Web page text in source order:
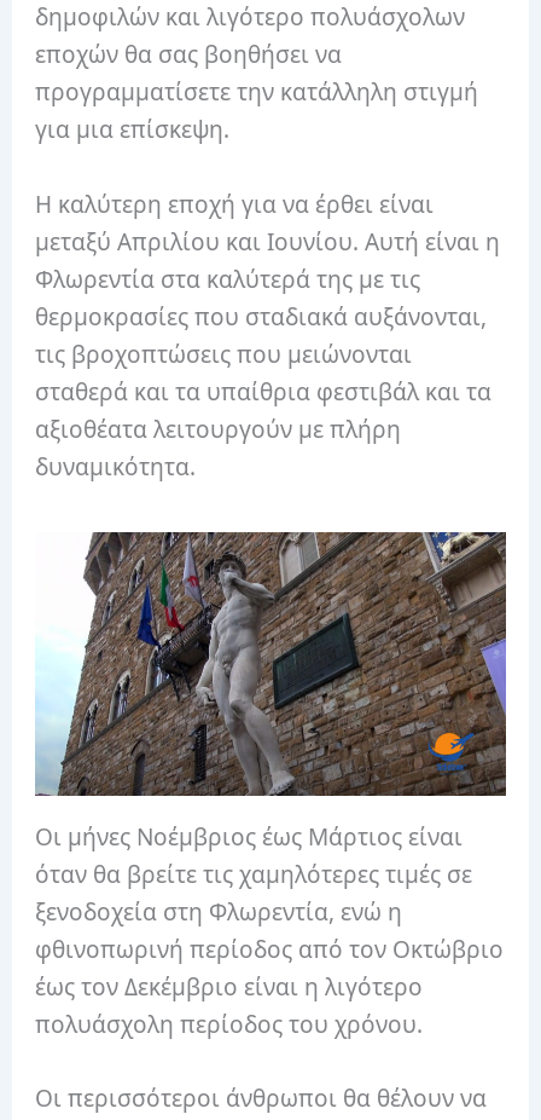
δημοφιλών και λιγότερο πολυάσχολων
εποχών θα σας βοηθήσει να
προγραμματίσετε την κατάλληλη στιγμή
για μια επίσκεψη.
Η καλύτερη εποχή για να έρθει είναι
μεταξύ Απριλίου και Ιουνίου. Αυτή είναι η
Φλωρεντία στα καλύτερά της με τις
θερμοκρασίες που σταδιακά αυξάνονται,
τις βροχοπτώσεις που μειώνονται
σταθερά και τα υπαίθρια φεστιβάλ και τα
αξιοθέατα λειτουργούν με πλήρη
δυναμικότητα.
Οι μήνες Νοέμβριος έως Μάρτιος είναι
όταν θα βρείτε τις χαμηλότερες τιμές σε
ξενοδοχεία στη Φλωρεντία, ενώ η
φθινοπωρινή περίοδος από τον Οκτώβριο
έως τον Δεκέμβριο είναι η λιγότερο
πολυάσχολη περίοδος του χρόνου.
Οι περισσότεροι άνθρωποι θα θέλουν να